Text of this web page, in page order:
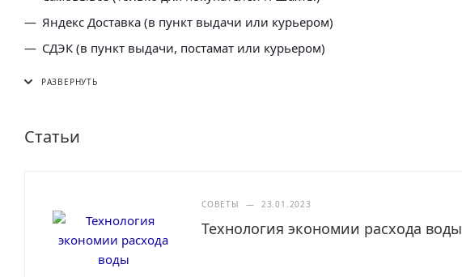
Яндекс Доставка (в пункт выдачи или курьером)
СДЭК (в пункт выдачи, постамат или курьером)
Статьи
СОВЕТЫ — 23.01.2023
Технология экономии расхода воды